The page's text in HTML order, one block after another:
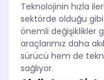
Teknolojinin hızla
sektörde olduğu
önemli değişiklikler
araçlarımız daha
sürücü hem de
sağlıyor.